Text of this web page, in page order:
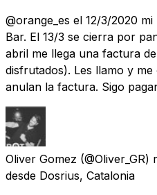
@orange_es el 12/3/2020
Bar. El 13/3 se cierra por
abril me llega una factura
disfrutados). Les llamo y
anulan la factura. Sigo
Oliver Gomez (@Oliver_GR)
desde Dosrius, Catalonia